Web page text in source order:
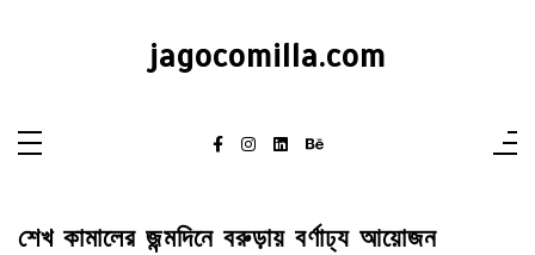
jagocomilla.com
শেখ কামালের জন্মদিনে বরুড়ায় বর্ণাঢ্য আয়োজন